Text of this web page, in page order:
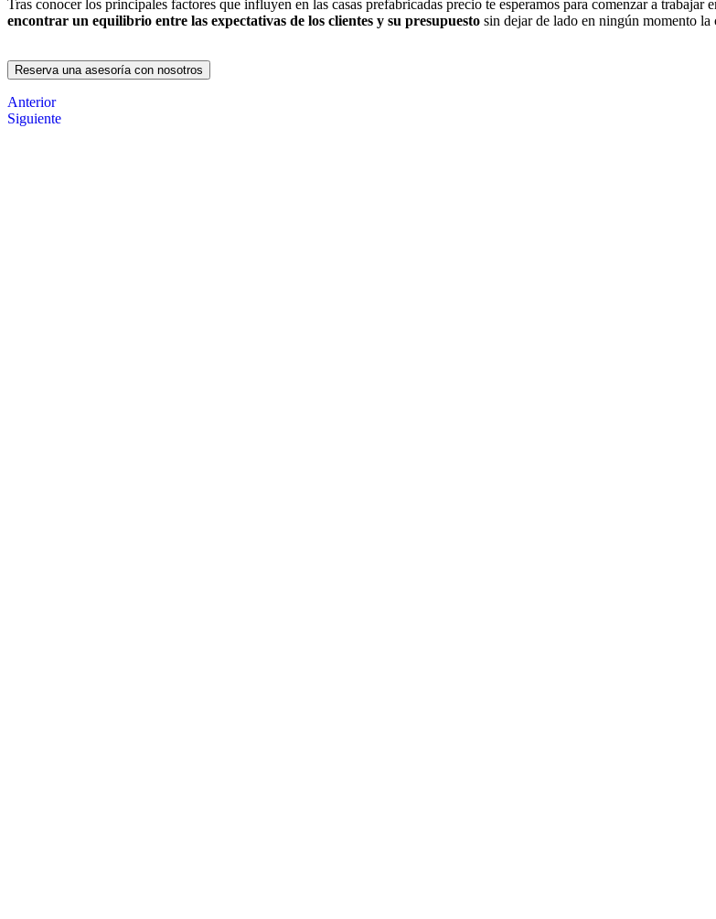
Tras conocer los principales factores que influyen en las casas prefabricadas precio te esperamos para comenzar a trabajar
encontrar un equilibrio entre las expectativas de los clientes y su presupuesto sin dejar de lado en ningún momento la
Reserva una asesoría con nosotros
Anterior
Siguiente